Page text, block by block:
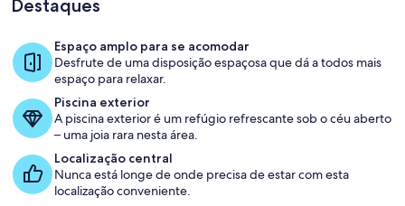
Destaques
Espaço amplo para se acomodar
Desfrute de uma disposição espaçosa que dá a todos mais
espaço para relaxar.
Piscina exterior
A piscina exterior é um refúgio refrescante sob o céu aberto
– uma joia rara nesta área.
Localização central
Nunca está longe de onde precisa de estar com esta
localização conveniente.